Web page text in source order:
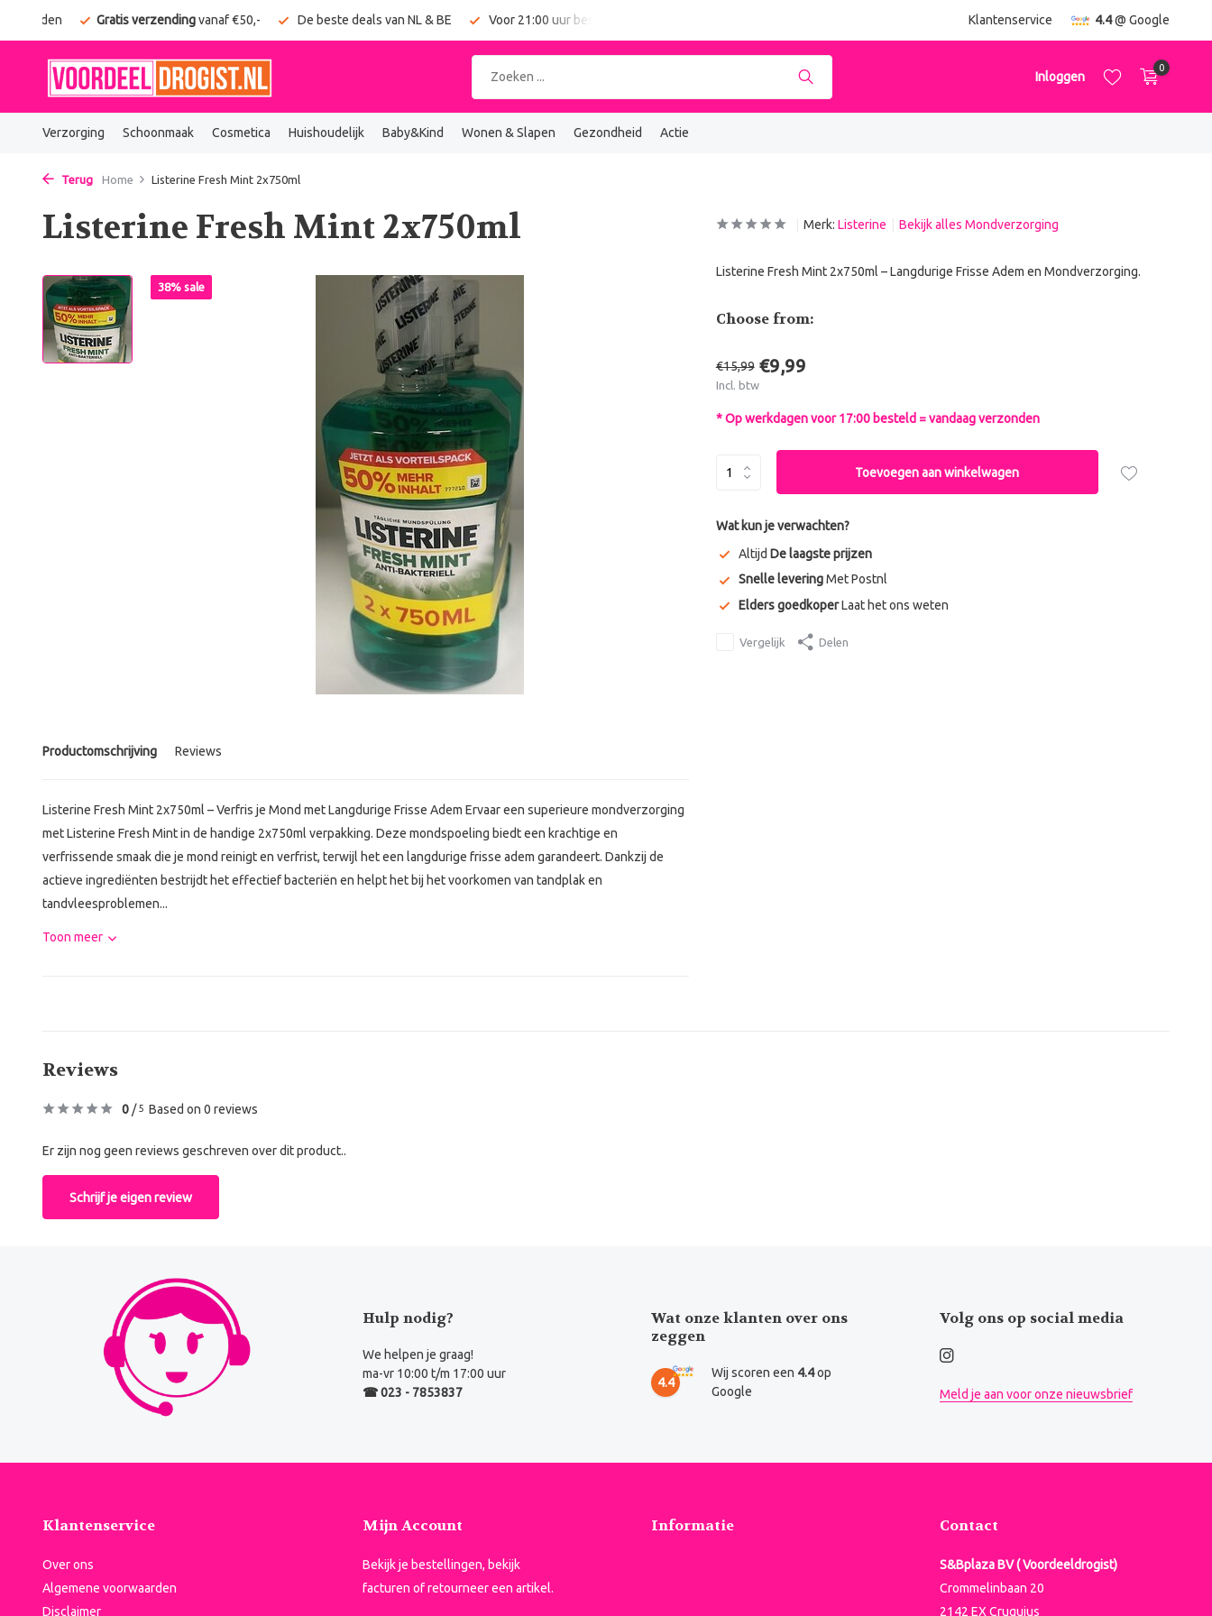
Gratis verzendingvanaf €50,- De beste deals van NL & BE Voor 21:00 uur besteld = vandaag verzonden Klantenservice 4.4@ Google
Inloggen
0
Verzorging Schoonmaak Cosmetica Huishoudelijk Baby&Kind Wonen & Slapen Gezondheid Actie
Terug Home Listerine Fresh Mint 2x750ml
Listerine Fresh Mint 2x750ml
38% sale
Productomschrijving Reviews
Listerine Fresh Mint 2x750ml – Verfris je Mond met Langdurige Frisse Adem Ervaar een superieure mondverzorging
met Listerine Fresh Mint in de handige 2x750ml verpakking. Deze mondspoeling biedt een krachtige en
verfrissende smaak die je mond reinigt en verfrist, terwijl het een langdurige frisse adem garandeert. Dankzij de
actieve ingrediënten bestrijdt het effectief bacteriën en helpt het bij het voorkomen van tandplak en
tandvleesproblemen...
Toon meer
Merk: Listerine Bekijk alles Mondverzorging
Listerine Fresh Mint 2x750ml – Langdurige Frisse Adem en Mondverzorging.
Choose from:
€15,99 €9,99
Incl. btw
* Op werkdagen voor 17:00 besteld = vandaag verzonden
Toevoegen aan winkelwagen
Wat kun je verwachten?
Altijd De laagste prijzen
Snelle leveringMet Postnl
Elders goedkoperLaat het ons weten
Vergelijk Delen
Reviews
0 /5 Based on 0 reviews
Er zijn nog geen reviews geschreven over dit product..
Schrijf je eigen review
Hulp nodig?
We helpen je graag!
ma-vr 10:00 t/m 17:00 uur
☎ 023 - 7853837
Wat onze klanten over ons
zeggen
4.4
Wij scoren een 4.4op
Google
Volg ons op social media
Meld je aan voor onze nieuwsbrief
Klantenservice
Over ons
Algemene voorwaarden
Disclaimer
Mijn Account
Bekijk je bestellingen, bekijk
facturen of retourneer een artikel.
Informatie Contact
S&Bplaza BV ( Voordeeldrogist)
Crommelinbaan 20
2142 EX Cruquius